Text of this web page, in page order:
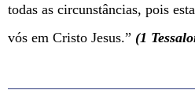
todas as circunstâncias, pois
vós em Cristo Jesus.” (1